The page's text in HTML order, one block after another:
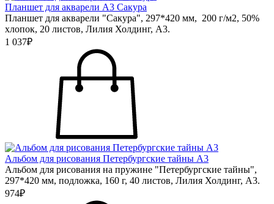
Планшет для акварели А3 Сакура
Планшет для акварели "Сакура", 297*420 мм, 200 г/м2, 50%
хлопок, 20 листов, Лилия Холдинг, А3.
1 037₽
Альбом для рисования Петербургские тайны А3
Альбом для рисования на пружине "Петербургские тайны",
297*420 мм, подложка, 160 г, 40 листов, Лилия Холдинг, А3.
974₽